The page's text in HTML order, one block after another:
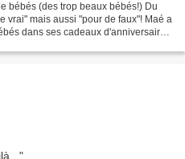
bébés (des trop beaux bébés!) Du
vrai" mais aussi "pour de faux"! Maé a
dans ses cadeaux d'anniversaire,